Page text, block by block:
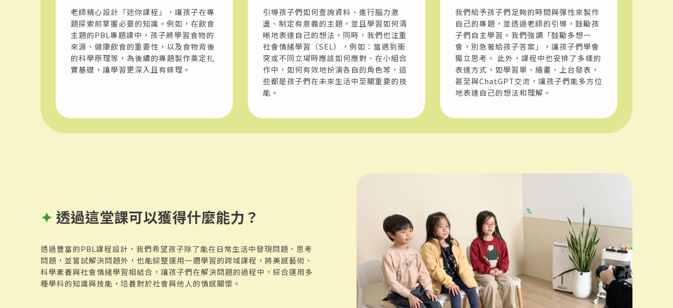
老師精心設計「迷你課程」，讓孩子在專
題探索前掌握必要的知識。例如，在飲食
主題的PBL專題課中，孩子將學習食物的
來源、健康飲食的重要性，以及食物背後
的科學原理等，為後續的專題製作奠定扎
實基礎，讓學習更深入且有條理。
引導孩子們如何查詢資料、進行腦力激
盪、制定有意義的主題，並且學習如何清
晰地表達自己的想法。同時，我們也注重
社會情緒學習（SEL），例如：當遇到衝
突或不同立場時應該如何應對、在小組合
作中，如何有效地扮演各自的角色等，這
些都是孩子們在未來生活中至關重要的技
能。
我們給予孩子們足夠的時間與彈性來製作
自己的專題，並透過老師的引導，鼓勵孩
子們自主學習。我們強調「鼓勵多想一
會，別急著給孩子答案」，讓孩子們學會
獨立思考。 此外，課程中也安排了多樣的
表達方式，如學習單、繪畫、上台發表，
甚至與ChatGPT交流，讓孩子們能多方位
地表達自己的想法和理解。
✦透過這堂課可以獲得什麼能力？
透過豐富的PBL課程設計，我們希望孩子除了能在日常生活中發現問題、思考
問題，並嘗試解決問題外，也能綜整運用一週學習的跨域課程，將美感藝術、
科學素養與社會情緒學習相結合，讓孩子們在解決問題的過程中，綜合運用多
種學科的知識與技能，培養對於社會與他人的情感關懷。